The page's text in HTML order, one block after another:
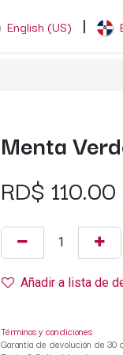
English (US) |
Menta
RD$ 110.00
Añadir a lista de
Términos y condiciones
Garantía de devolución de 30